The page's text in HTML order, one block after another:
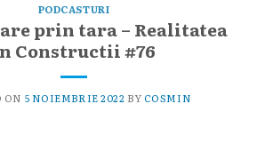
PODCASTURI
prin tara – Realitatea
Constructii #76
ON 5 NOIEMBRIE 2022 BYCOSMIN